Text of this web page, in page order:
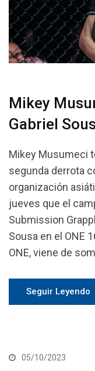
Mikey
Gabriel
Mikey Musumeci
segunda derrota
organización
jueves que el
Submission
Sousa en el ONE
ONE, viene de
Seguir Leyendo
05/10/2023